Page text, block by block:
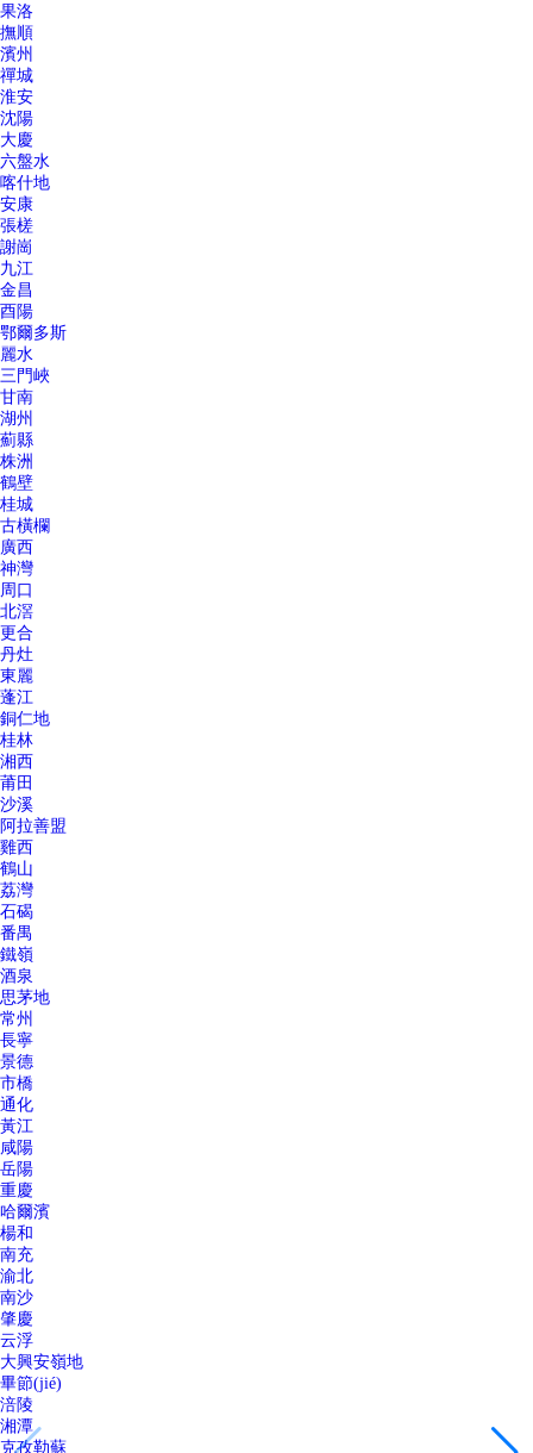
果洛
撫順
濱州
禪城
淮安
沈陽
大慶
六盤水
喀什地
安康
張槎
謝崗
九江
金昌
酉陽
鄂爾多斯
麗水
三門峽
甘南
湖州
薊縣
株洲
鶴壁
桂城
古橫欄
廣西
神灣
周口
北滘
更合
丹灶
東麗
蓬江
銅仁地
桂林
湘西
莆田
沙溪
阿拉善盟
雞西
鶴山
荔灣
石碣
番禺
鐵嶺
酒泉
思茅地
常州
長寧
景德
市橋
通化
黃江
咸陽
岳陽
重慶
哈爾濱
楊和
南充
渝北
南沙
肇慶
云浮
大興安嶺地
畢節(jié)
涪陵
湘潭
克孜勒蘇